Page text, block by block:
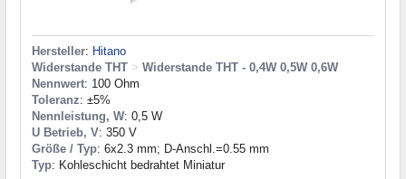
Hersteller: Hitano
Widerstande THT > Widerstande THT - 0,4W 0,5W 0,6W
Nennwert: 100 Ohm
Toleranz: ±5%
Nennleistung, W: 0,5 W
U Betrieb, V: 350 V
Größe / Typ: 6x2.3 mm; D-Anschl.=0.55 mm
Typ: Kohleschicht bedrahtet Miniatur